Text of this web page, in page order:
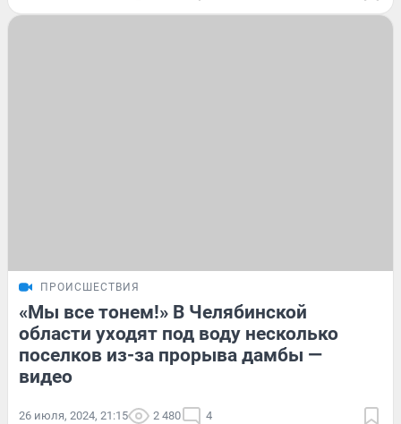
ПРОИСШЕСТВИЯ
«Мы все тонем!» В Челябинской
области уходят под воду несколько
поселков из-за прорыва дамбы —
видео
26 июля, 2024, 21:15 2 480 4